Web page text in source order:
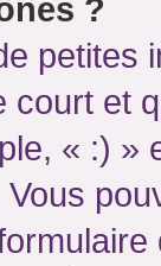
?
petites
court et
« :) »